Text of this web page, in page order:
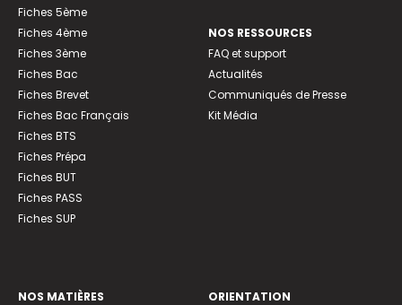
Fiches 5ème
Fiches 4ème
Fiches 3ème
Fiches Bac
Fiches Brevet
Fiches Bac Français
Fiches BTS
Fiches Prépa
Fiches BUT
Fiches PASS
Fiches SUP
NOS RESSOURCES
FAQ et support
Actualités
Communiqués de Presse
Kit Média
NOS MATIÈRES
ORIENTATION